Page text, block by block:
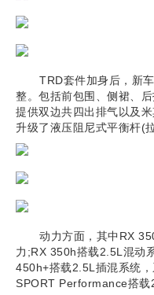
TRD套件加身后，新
整。包括前包围、侧裙、
提供双边共四出排气以及
升级了液压阻尼式平衡杆(
动力方面，其中RX
力;RX 350h搭载2.5L混动
450h+搭载2.5L插混系统
SPORT Performance搭载